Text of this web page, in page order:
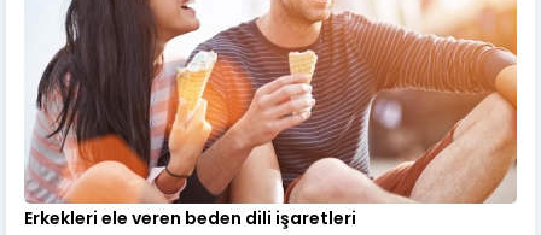
Erkekleri ele veren beden dili işaretleri